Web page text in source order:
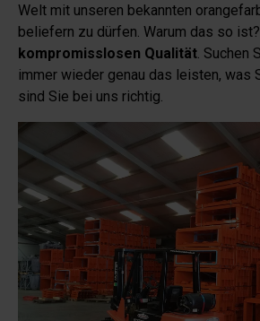
Welt mit unseren bekannten
beliefern zu dürfen. Warum das so
kompromisslosen Qualität. Suchen
immer wieder genau das leisten, was
sind Sie bei uns richtig.